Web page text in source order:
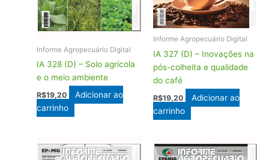
Informe Agropecuário Digital
IA 328 (D) – Solo agrícola
e o meio ambiente
R$19,20
Adicionar ao
carrinho
Informe Agropecuário Digital
IA 327 (D) – Inovações na
pós-colheita e qualidade
do café
R$19,20
Adicionar ao
carrinho